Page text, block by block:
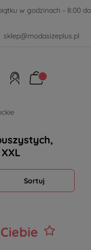
w godzinach - 8:00 do
sklep@modasizeplus.pl
Sortuj